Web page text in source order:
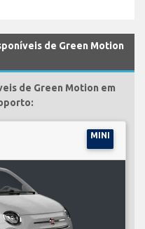
de Green Motion
de Green Motion em
MINI